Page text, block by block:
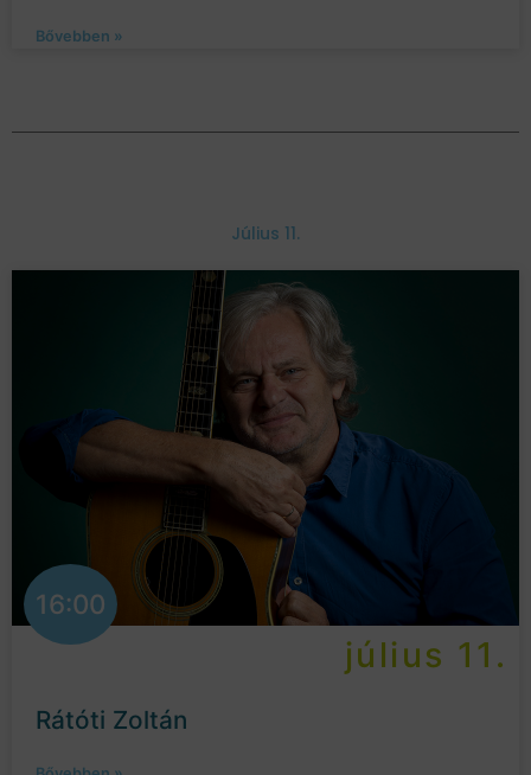
Bővebben »
Július 11.
16:00
július 11.
Rátóti Zoltán